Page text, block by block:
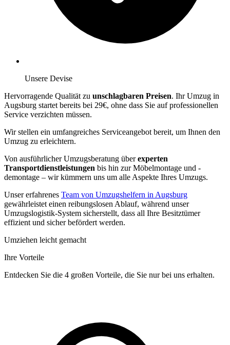
Unsere Devise
Hervorragende Qualität zu unschlagbaren Preisen. Ihr Umzug in
Augsburg startet bereits bei 29€, ohne dass Sie auf professionellen
Service verzichten müssen.
Wir stellen ein umfangreiches Serviceangebot bereit, um Ihnen den
Umzug zu erleichtern.
Von ausführlicher Umzugsberatung überexperten
Transportdienstleistungen bis hin zur Möbelmontage und -
demontage – wir kümmern uns um alle Aspekte Ihres Umzugs.
Unser erfahrenes Team von Umzugshelfern in Augsburg
gewährleistet einen reibungslosen Ablauf, während unser
Umzugslogistik-System sicherstellt, dass all Ihre Besitztümer
effizient und sicher befördert werden.
Umziehen leicht gemacht
Ihre Vorteile
Entdecken Sie die 4 großen Vorteile, die Sie nur bei uns erhalten.